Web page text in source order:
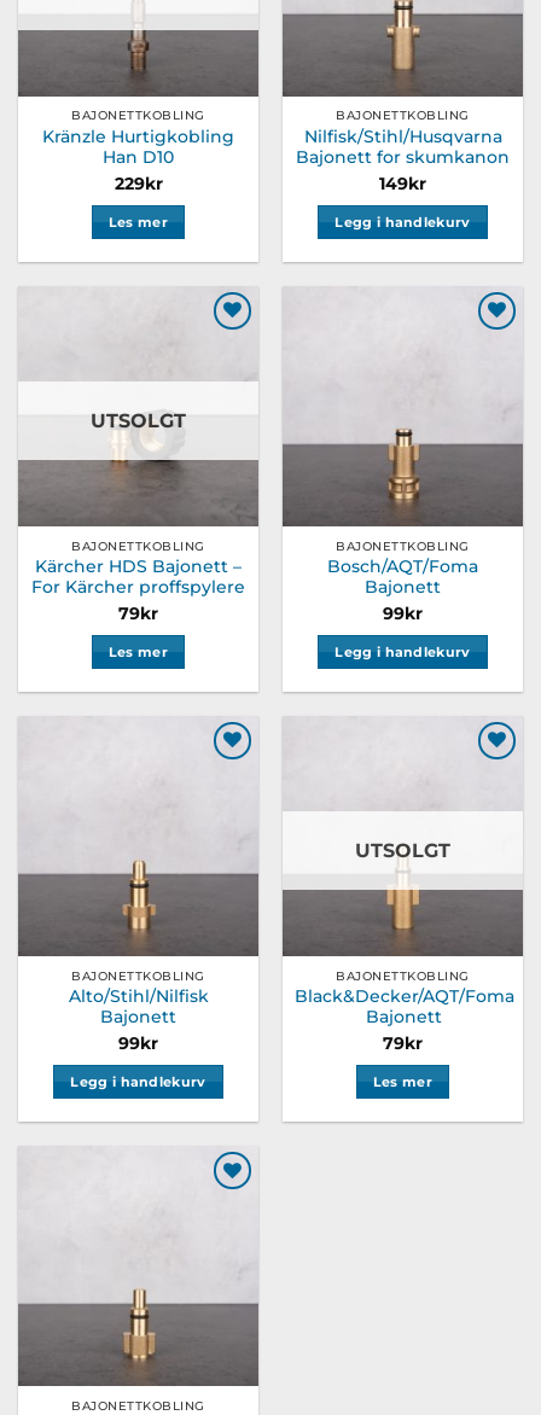
BAJONETTKOBLING
Kränzle Hurtigkobling
Han D10
229kr
Les mer
BAJONETTKOBLING
Nilfisk/Stihl/Husqvarna
Bajonett for skumkanon
149kr
Legg i handlekurv
UTSOLGT
BAJONETTKOBLING
Kärcher HDS Bajonett –
For Kärcher proffspylere
79kr
Les mer
BAJONETTKOBLING
Bosch/AQT/Foma
Bajonett
99kr
Legg i handlekurv
BAJONETTKOBLING
Alto/Stihl/Nilfisk
Bajonett
99kr
Legg i handlekurv
UTSOLGT
BAJONETTKOBLING
Black&Decker/AQT/Foma
Bajonett
79kr
Les mer
BAJONETTKOBLING